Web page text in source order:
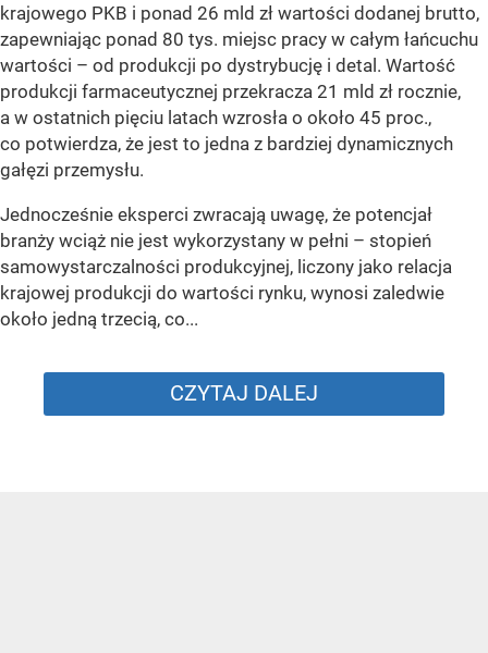
krajowego PKB i ponad 26 mld zł wartości dodanej brutto,
zapewniając ponad 80 tys. miejsc pracy w całym łańcuchu
wartości – od produkcji po dystrybucję i detal. Wartość
produkcji farmaceutycznej przekracza 21 mld zł rocznie,
a w ostatnich pięciu latach wzrosła o około 45 proc.,
co potwierdza, że jest to jedna z bardziej dynamicznych
gałęzi przemysłu.
Jednocześnie eksperci zwracają uwagę, że potencjał
branży wciąż nie jest wykorzystany w pełni – stopień
samowystarczalności produkcyjnej, liczony jako relacja
krajowej produkcji do wartości rynku, wynosi zaledwie
około jedną trzecią, co...
CZYTAJ DALEJ